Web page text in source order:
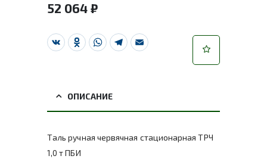
52 064 ₽
VK Odnoklassniki
WhatsApp
Telegram
Email
ОПИСАНИЕ
Таль ручная червячная стационарная ТРЧ
1,0 т ПБИ